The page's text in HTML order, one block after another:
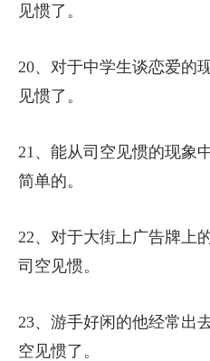
见惯了。
20、对于中学生谈恋爱的
见惯了。
21、能从司空见惯的现象
简单的。
22、对于大街上广告牌上
司空见惯。
23、游手好闲的他经常出
空见惯了。